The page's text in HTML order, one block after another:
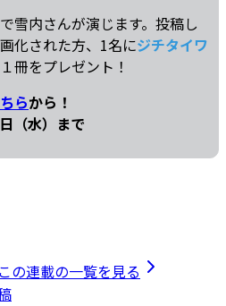
雪内さんが演じます。投稿し
化された方、1名にジチタイワ
１冊をプレゼント！
らから！
（水）まで
この連載の一覧を見る